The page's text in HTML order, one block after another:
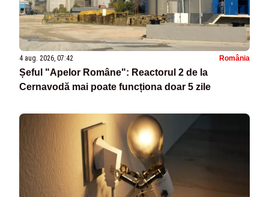
4 aug. 2026, 07:42 România
Șeful "Apelor Române": Reactorul 2 de la
Cernavodă mai poate funcționa doar 5 zile